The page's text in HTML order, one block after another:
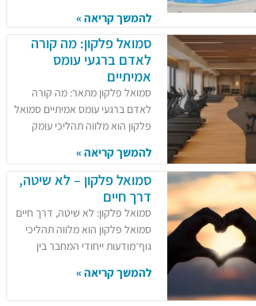
להמשך קריאה »
סמואל פלקון: מה קורה
לאדם ברגעי עומס
אמיתיים
סמואל פלקון מתאר: מה קורה
לאדם ברגעי עומס אמיתיים סמואל
פלקון הוא מלווה תהליכי עומק
להמשך קריאה »
סמואל פלקון – לא שיטה,
דרך חיים
סמואל פלקון: לא שיטה, דרך חיים
סמואל פלקון הוא מלווה תהליכי
גוף־מודעות ייחודי המחבר בין
להמשך קריאה »